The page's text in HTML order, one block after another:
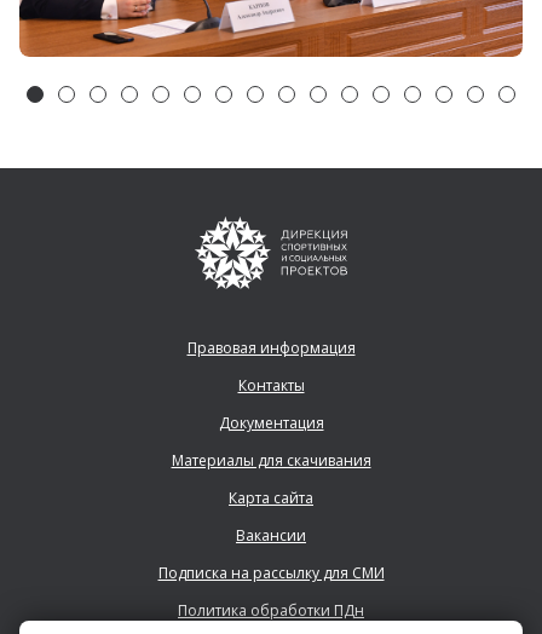
Правовая информация
Контакты
Документация
Материалы для скачивания
Карта сайта
Вакансии
Подписка на рассылку для СМИ
Политика обработки ПДн